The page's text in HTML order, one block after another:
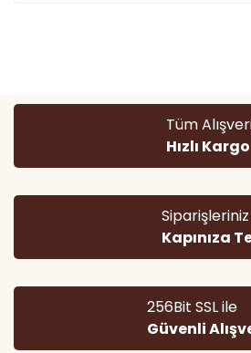
Tüm
Hızlı Kargo
Kapınıza
256Bit SSL ile
Güvenli